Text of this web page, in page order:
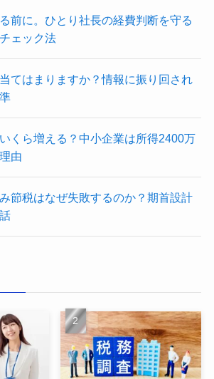
前に。ひとり社長の経費判断を守る
ェック法
てはまりますか？情報に振り回され
くら増える？中小企業は所得2400万
由
節税はなぜ失敗するのか？期首設計